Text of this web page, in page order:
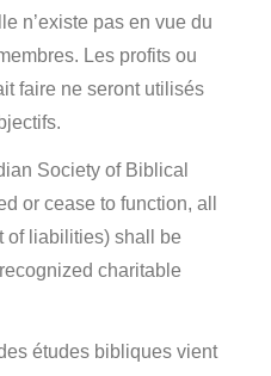
n’existe pas en vue du
Les profits ou
faire ne seront utilisés
Society of Biblical
or cease to function, all
of liabilities) shall be
charitable
études bibliques vient